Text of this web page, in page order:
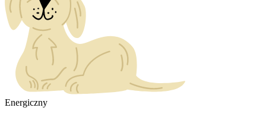
Energiczny